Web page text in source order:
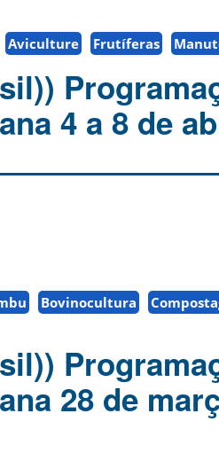
Aviculture Frutíferas
4 a 8 de
Bovinocultura
28 de